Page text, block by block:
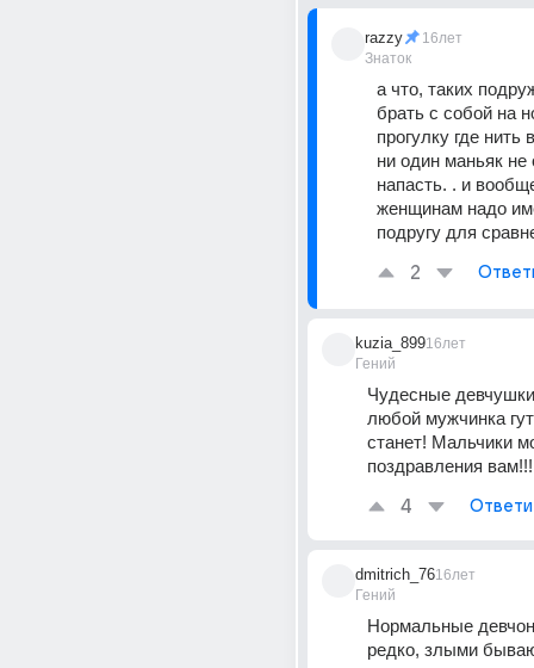
razzy
Знаток
16лет
а что, таких
брать с собой на
прогулку где нить
ни один маньяк не
напасть. . и
женщинам надо
подругу для
2
kuzia_899
Гений
16лет
Чудесные
любой мужчинка
станет! Мальчики
поздравления
4
dmitrich_76
Гений
16лет
Нормальные
редко, злыми